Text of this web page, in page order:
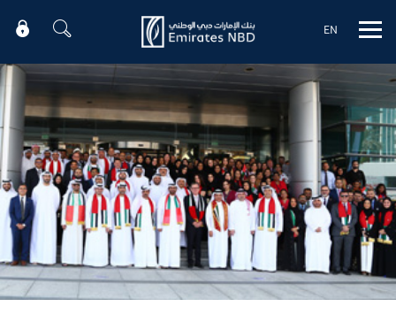
Mobile menu
EN